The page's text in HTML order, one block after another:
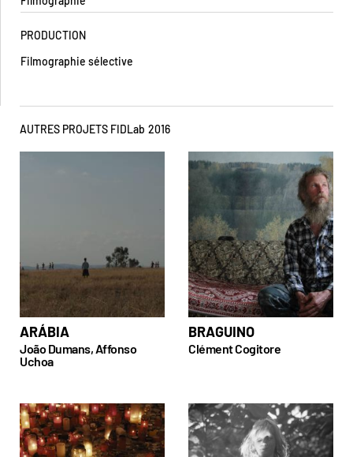
PRODUCTION
Filmographie sélective
AUTRES PROJETS FIDLab 2016
ARÁBIA
João Dumans, Affonso
Uchoa
BRAGUINO
Clément Cogitore